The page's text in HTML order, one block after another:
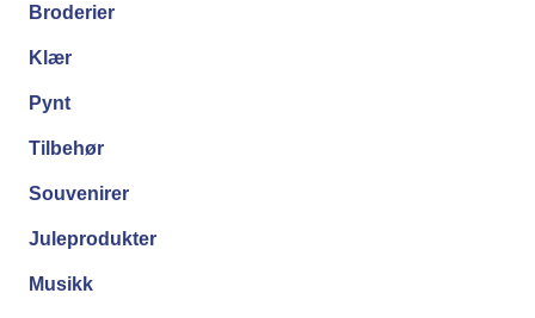
Broderier
Klær
Pynt
Tilbehør
Souvenirer
Juleprodukter
Musikk